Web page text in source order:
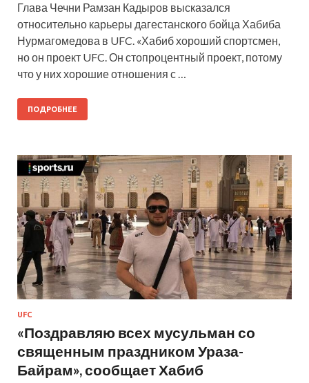
Глава Чечни Рамзан Кадыров высказался
относительно карьеры дагестанского бойца Хабиба
Нурмагомедова в UFC. «Хабиб хороший спортсмен,
но он проект UFC. Он стопроцентный проект, потому
что у них хорошие отношения с …
ПОДРОБНЕЕ
UFC
«Поздравляю всех мусульман со
священным праздником Ураза-
Байрам», сообщает Хабиб